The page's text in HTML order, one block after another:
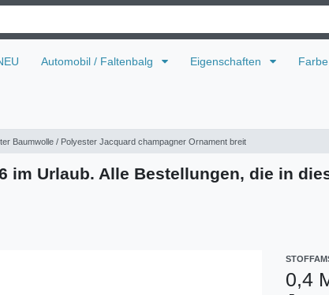
Automobil / Faltenbalg Eigenschaften Farbe
Baumwolle / Polyester Jacquard champagner Ornament breit
im Urlaub. Alle Bestellungen, die in
0,4